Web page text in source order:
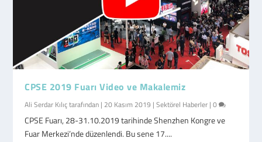
CPSE 2019 Fuarı Video ve Makalemiz
Ali Serdar Kılıçtarafından | 20 Kasım 2019 |Sektörel Haberler |0
CPSE Fuarı, 28-31.10.2019 tarihinde Shenzhen Kongre ve
Fuar Merkezi’nde düzenlendi. Bu sene 17....